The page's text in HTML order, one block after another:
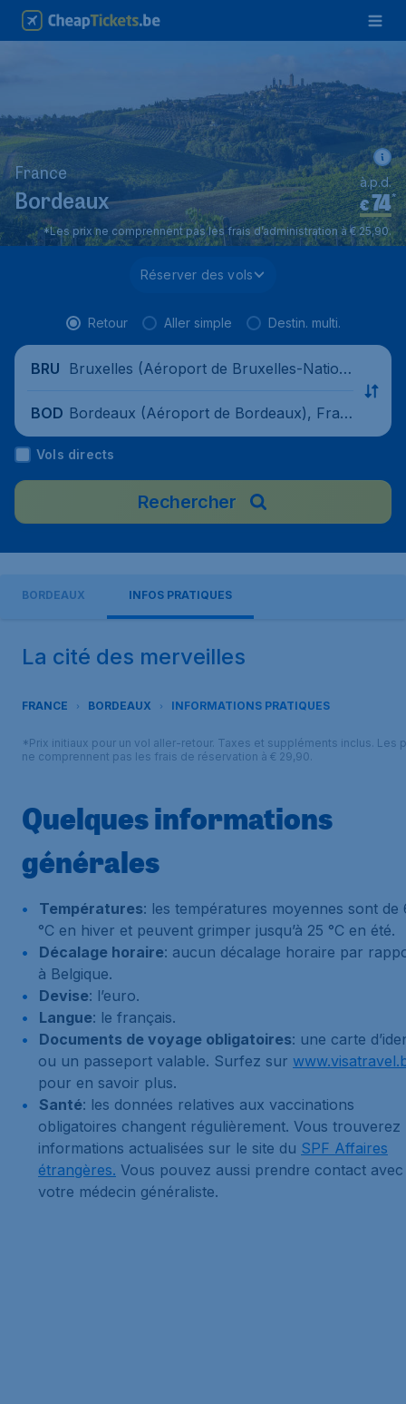
France
Bordeaux €74*
à.p.d.
*Les prix ne comprennent pas les frais d’administration à € 25,90.
Réserver des vols
Retour Aller simple Destin. multi.
BRU Bruxelles (Aéroport de Bruxelles-Nation
BOD Bordeaux (Aéroport de Bordeaux), Fran
ce
Vols directs
Rechercher
BORDEAUX INFOS PRATIQUES
La cité des merveilles
FRANCE BORDEAUX INFORMATIONS PRATIQUES
*Prix initiaux pour un vol aller-retour. Taxes et suppléments inclus. Les
ne comprennent pas les frais de réservation à € 29,90.
Quelques informations
générales
Températures: les températures moyennes sont de
°C en hiver et peuvent grimper jusqu’à 25 °C en été.
Décalage horaire: aucun décalage horaire par
à Belgique.
Devise: l’euro.
Langue: le français.
Documents de voyage obligatoires: une carte
ou un passeport valable. Surfez sur
pour en savoir plus.
Santé: les données relatives aux vaccinations
obligatoires changent régulièrement. Vous trouverez
informations actualisées sur le site du SPF Affaires
étrangères. Vous pouvez aussi prendre contact avec
votre médecin généraliste.